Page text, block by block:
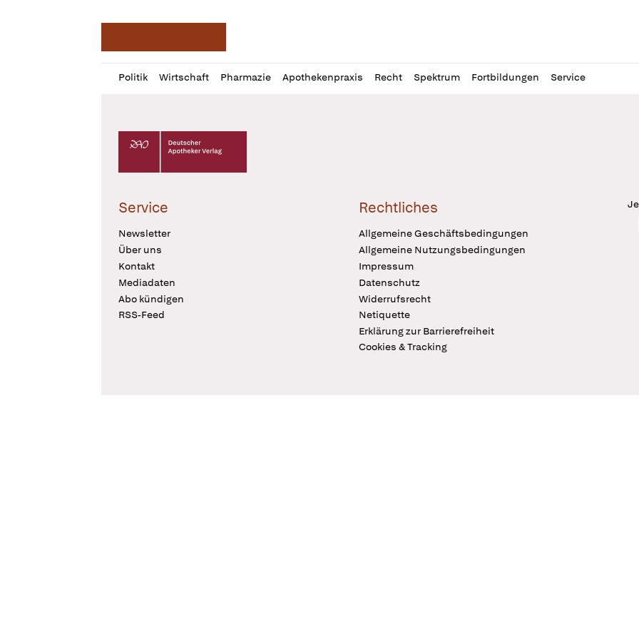
Politik Wirtschaft Pharmazie Apothekenpraxis Recht Spektrum Fortbildungen Service
Profil
öffnen
Daz
Pur
Deutscher Apotheker Verlag Logo
Service
Newsletter
Über uns
Kontakt
Mediadaten
Abo kündigen
RSS-Feed
Rechtliches
Allgemeine Geschäftsbedingungen
Allgemeine Nutzungsbedingungen
Impressum
Datenschutz
Widerrufsrecht
Netiquette
Erklärung zur Barrierefreiheit
Cookies & Tracking